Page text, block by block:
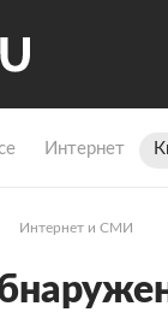
Интернет
Интернет и СМИ